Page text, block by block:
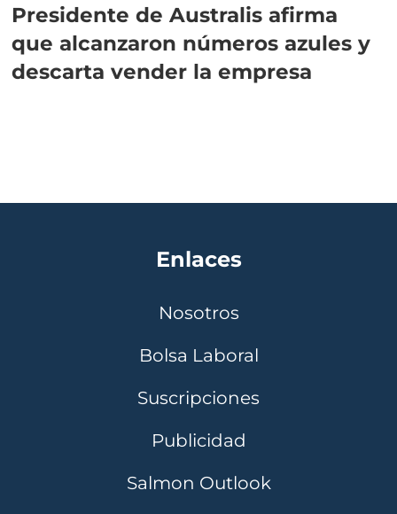
Presidente de Australis afirma
que alcanzaron números azules y
descarta vender la empresa
Enlaces
Nosotros
Bolsa Laboral
Suscripciones
Publicidad
Salmon Outlook